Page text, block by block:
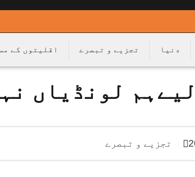
دنیا تجزیے و تبصرے اقلیتوں کے
لونڈیاں
تجزیے و تبصرے